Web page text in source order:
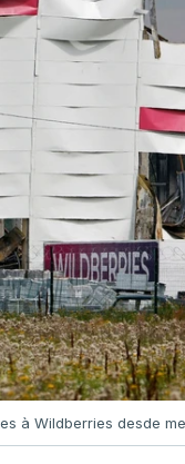
à Wildberries desde